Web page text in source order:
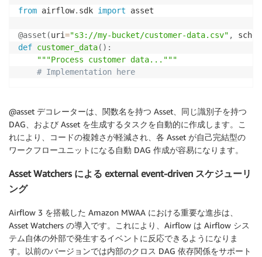
from airflow. sdk import asset
@asset (uri="s3://my-bucket/customer-data.csv" ,
def customer_data( ) :
"""Process customer data..."""
# Implementation here
@asset デコレーターは、関数名を持つ Asset、同じ識別子を持つ
DAG、および Asset を生成するタスクを自動的に作成します。こ
れにより、コードの複雑さが軽減され、各 Asset が自己完結型の
ワークフローユニットになる自動 DAG 作成が容易になります。
Asset Watchers による external event-driven スケジューリ
ング
Airflow 3 を搭載した Amazon MWAA における重要な進歩は、
Asset Watchers の導入です。これにより、Airflow は Airflow シス
テム自体の外部で発生するイベントに反応できるようになりま
す。以前のバージョンでは内部のクロス DAG 依存関係をサポート